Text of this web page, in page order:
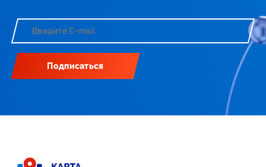
Подписаться